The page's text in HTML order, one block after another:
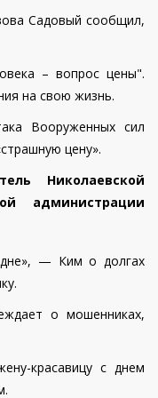
Садовый сообщил,
– вопрос цены".
на свою жизнь.
Вооруженных сил
цену».
Николаевской
администрации
— Ким о долгах
о мошенниках,
красавицу с днем